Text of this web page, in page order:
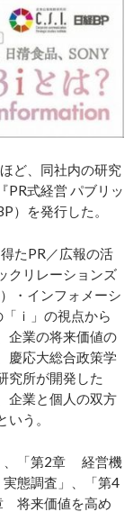
ど、同社内の研究
PR式経営 パブリッ
）を発行した。
たPR／広報の活
クリレーションズ
・インフォメーシ
ｉ」の視点から
企業の将来価値の
慶応大総合政策学
究所が開発した
企業と個人の双方
う。
、「第2章 経営機
態調査」、「第4
将来価値を高め